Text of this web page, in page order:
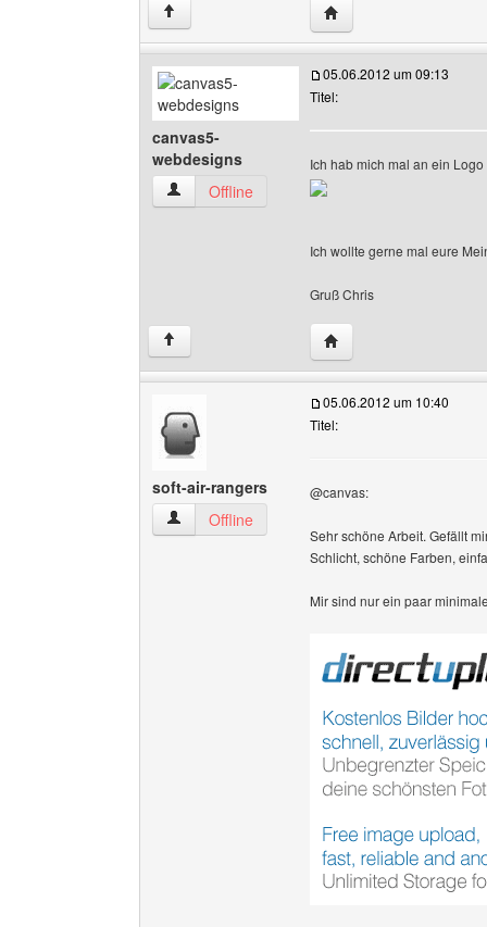
↑ Website dieses
canvas5-
webdesigns
canvas5-webdesigns Benutzer-Profile
Offline
05.06.2012 um 09:13
Titel:
Ich hab mich mal an ein
Ich wollte gerne mal eure
Gruß Chris
↑ Website dieses
soft-air-rangers
soft-air-rangers Benutzer-Profile anzeigen
Offline
05.06.2012 um 10:40
Titel:
@canvas:
Sehr schöne Arbeit. Gefällt
Schlicht, schöne Farben,
Mir sind nur ein paar